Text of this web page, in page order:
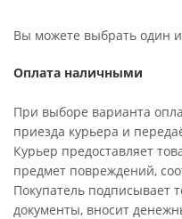
Вы можете выбрать один
Оплата наличными
При выборе варианта
приезда курьера и
Курьер предоставляет
предмет повреждений,
Покупатель подписывает
документы, вносит